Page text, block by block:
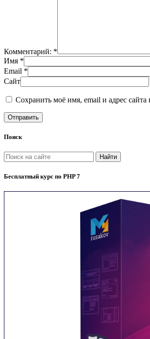
Комментарий: *
Имя *
Email *
Сайт
Сохранить моё имя, email и адрес
Поиск
Найти
Бесплатный курс по PHP 7